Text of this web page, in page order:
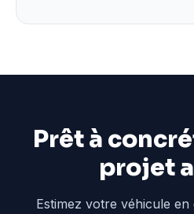
Prêt à
projet
Estimez votre véhicule